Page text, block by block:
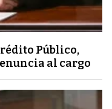
Público,
al cargo